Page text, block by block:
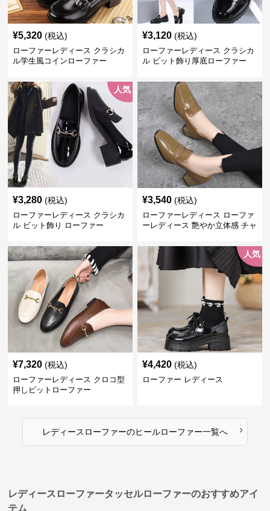
¥5,320 (税込)
ローファーレディース クラシカ
ル学生風コインローファー
¥3,120 (税込)
ローファーレディース クラシカ
ル ビット飾り厚底ローファー
人気
¥3,280 (税込)
ローファーレディース クラシカ
ル ビット飾り ローファー
¥3,540 (税込)
ローファーレディース ローファ
ーレディース 艶やか立体感 チャ
¥7,320 (税込)
ローファーレディース クロコ型
押しビットローファー
人気
¥4,420 (税込)
ローファー レディース
レディースローファーのヒールローファー一覧へ ›
レディースローファータッセルローファーのおすすめアイ
テム